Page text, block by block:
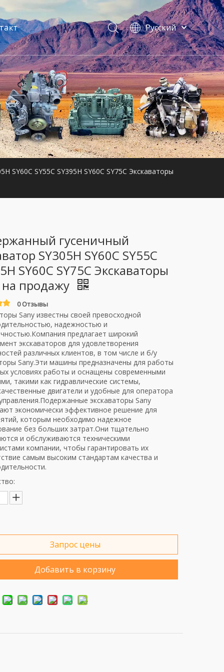
Pусский
فارسی
Bahasa
indonesia
Türk dili
ไทย
Italiano
Deutsch
Português
Español
Français
SY60C SY55C SY395H SY60C SY75C Экскаваторы
гусеничный
SY305H SY60C SY55C
SY60C SY75C Экскаваторы
на продажу
0 Отзывы
Sany известны своей превосходной
надежностью и
предлагает широкий
экскаваторов для удовлетворения
различных клиентов, в том числе и б/у
Sany.Эти машины предназначены для работы
условиях работы и оснащены современными
такими как гидравлические системы,
двигатели и удобные для оператора
экскаваторы Sany
экономически эффективное решение для
которым необходимо надежное
без больших затрат.Они тщательно
и обслуживаются техническими
компании, чтобы гарантировать их
самым высоким стандартам качества и
Запрос цены
Добавить в корзину